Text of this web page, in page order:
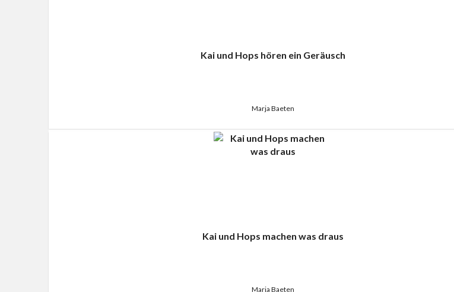
Kai und Hops hören ein Geräusch
Marja Baeten
Kai und Hops machen was draus
Marja Baeten